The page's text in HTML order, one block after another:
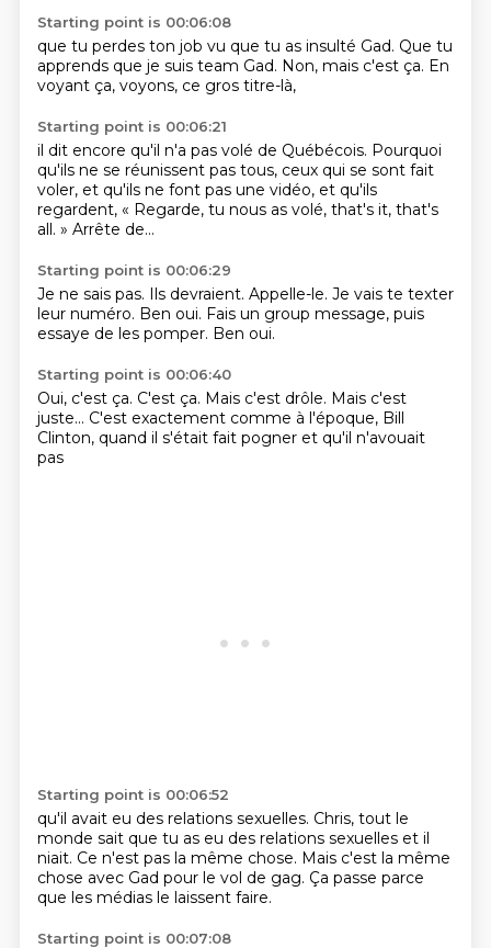
Starting point is 00:06:08
que tu perdes ton job vu que tu as insulté Gad. Que tu
apprends que je suis team Gad. Non, mais c'est ça. En
voyant ça, voyons, ce gros titre-là,
Starting point is 00:06:21
il dit encore qu'il n'a pas volé de Québécois. Pourquoi
qu'ils ne se réunissent pas tous, ceux qui se sont fait
voler, et qu'ils ne font pas une vidéo, et qu'ils
regardent, « Regarde, tu nous as volé, that's it, that's
all. » Arrête de...
Starting point is 00:06:29
Je ne sais pas. Ils devraient. Appelle-le. Je vais te texter
leur numéro. Ben oui. Fais un group message, puis
essaye de les pomper. Ben oui.
Starting point is 00:06:40
Oui, c'est ça. C'est ça. Mais c'est drôle. Mais c'est
juste... C'est exactement comme à l'époque, Bill
Clinton, quand il s'était fait pogner et qu'il n'avouait
pas
Starting point is 00:06:52
qu'il avait eu des relations sexuelles. Chris, tout le
monde sait que tu as eu des relations sexuelles et il
niait. Ce n'est pas la même chose. Mais c'est la même
chose avec Gad pour le vol de gag. Ça passe parce
que les médias le laissent faire.
Starting point is 00:07:08